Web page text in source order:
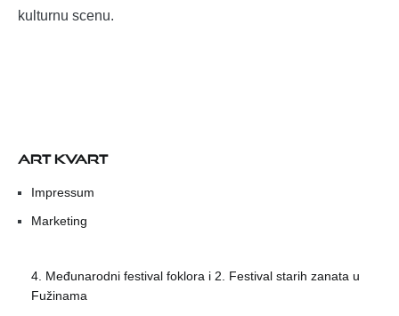
kulturnu scenu.
ART KVART
Impressum
Marketing
4. Međunarodni festival foklora i 2. Festival starih zanata u
Fužinama